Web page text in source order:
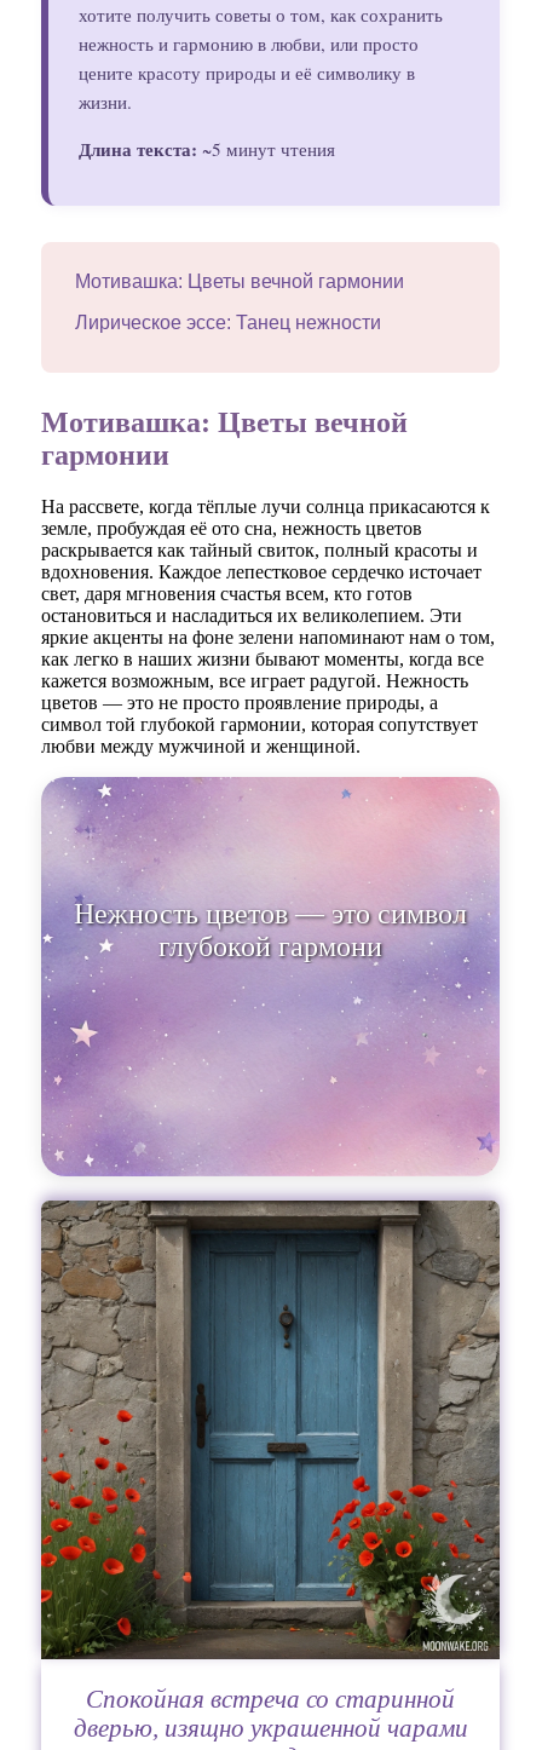
хотите получить советы о том, как сохранить
нежность и гармонию в любви, или просто
цените красоту природы и её символику в
жизни.
Длина текста: ~5 минут чтения
Мотивашка: Цветы вечной гармонии
Лирическое эссе: Танец нежности
Мотивашка: Цветы вечной
гармонии
На рассвете, когда тёплые лучи солнца прикасаются к
земле, пробуждая её ото сна, нежность цветов
раскрывается как тайный свиток, полный красоты и
вдохновения. Каждое лепестковое сердечко источает
свет, даря мгновения счастья всем, кто готов
остановиться и насладиться их великолепием. Эти
яркие акценты на фоне зелени напоминают нам о том,
как легко в наших жизни бывают моменты, когда все
кажется возможным, все играет радугой. Нежность
цветов — это не просто проявление природы, а
символ той глубокой гармонии, которая сопутствует
любви между мужчиной и женщиной.
Нежность цветов — это символ
глубокой гармонии, которая
сопутствует любв
Спокойная встреча со старинной
дверью, изящно украшенной чарами